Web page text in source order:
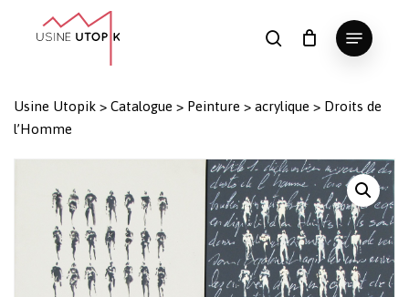
search
Menu
Panier Fermer
le
Usine Utopik > Catalogue > Peinture > acrylique > Droits de
l’Homme
Close